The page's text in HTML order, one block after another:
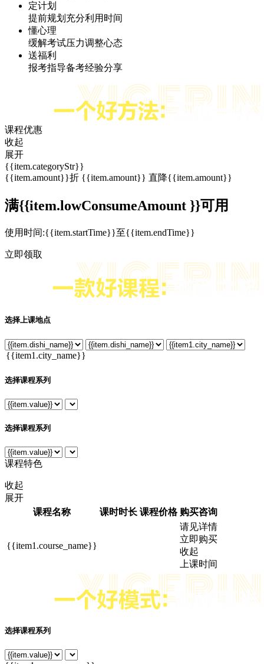
定计划
提前规划充分利用时间
懂心理
缓解考试压力调整心态
送福利
报考指导备考经验分享
课程优惠
收起
展开
{{item.categoryStr}}
{{item.amount}}折 {{item.amount}} 直降{{item.amount}}
满{{item.lowConsumeAmount }}可用
使用时间:{{item.startTime}}至{{item.endTime}}
立即领取
选择上课地点
选择课程系列
选择课程系列
课程特色
收起
展开
课程名称
课时时长 课程价格 购买咨询
{{item1.course_name}}
请见详情
立即购买
收起
上课时间
选择课程系列